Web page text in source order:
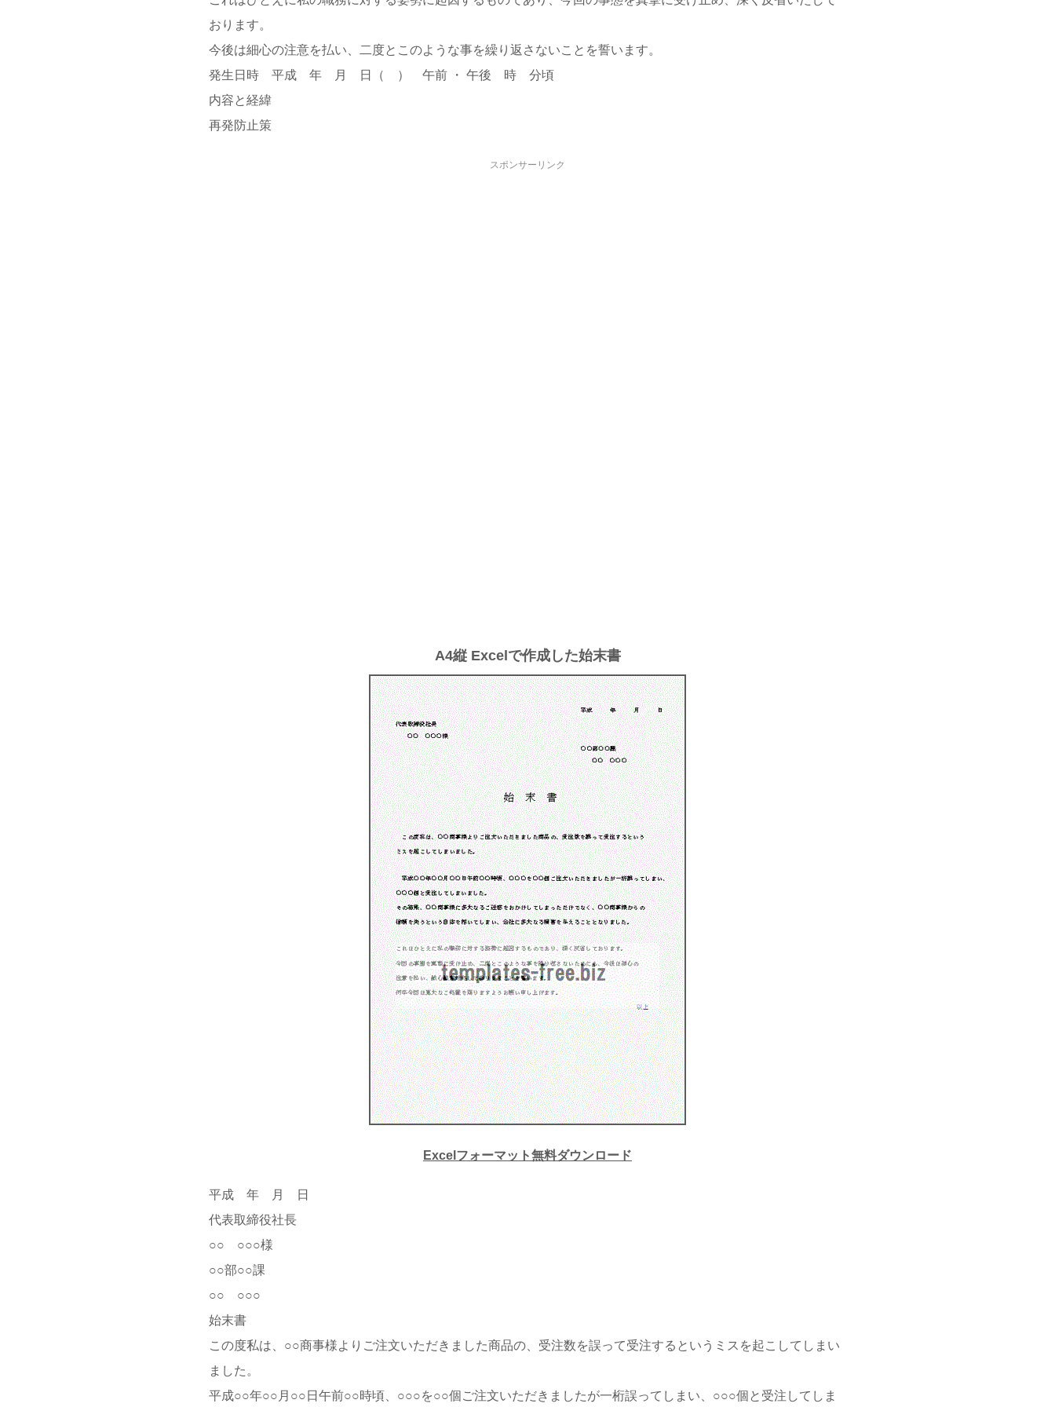
おります。
今後は細心の注意を払い、二度とこのような事を繰り返さないことを誓います。
発生日時 平成 年 月 日（ ） 午前 ・ 午後 時 分頃
内容と経緯
再発防止策
スポンサーリンク
A4縦 Excelで作成した始末書
Excelフォーマット無料ダウンロード
平成 年 月 日
代表取締役社長
○○ ○○○様
○○部○○課
○○ ○○○
始末書
この度私は、○○商事様よりご注文いただきました商品の、受注数を誤って受注するというミスを起こしてしまい
ました。
平成○○年○○月○○日午前○○時頃、○○○を○○個ご注文いただきましたが一桁誤ってしまい、○○○個と受注してしま